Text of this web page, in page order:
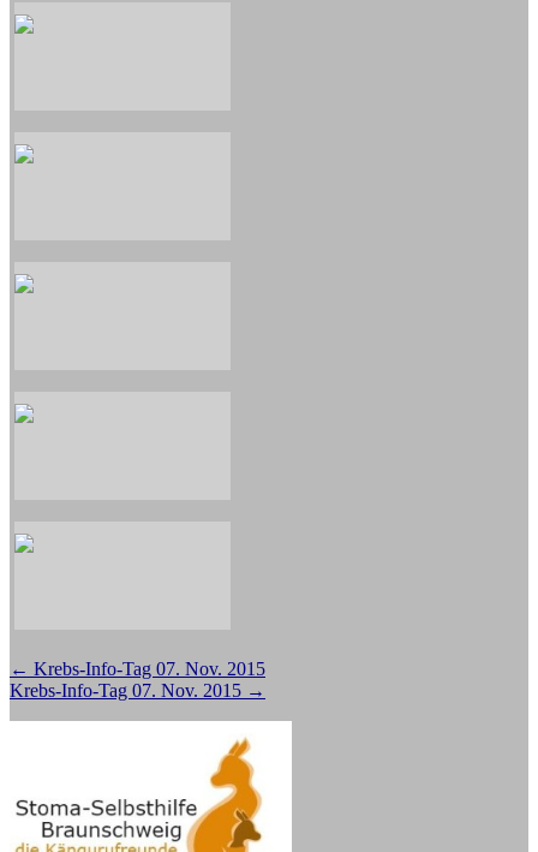
Beitragsnavigation
← Krebs-Info-Tag 07. Nov. 2015
Krebs-Info-Tag 07. Nov. 2015 →